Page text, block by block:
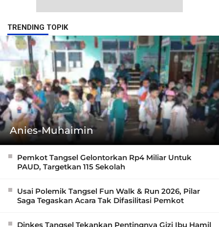
TRENDING TOPIK
Anies-Muhaimin
Pemkot Tangsel Gelontorkan Rp4 Miliar Untuk
PAUD, Targetkan 115 Sekolah
Usai Polemik Tangsel Fun Walk & Run 2026, Pilar
Saga Tegaskan Acara Tak Difasilitasi Pemkot
Dinkes Tangsel Tekankan Pentingnya Gizi Ibu Hamil